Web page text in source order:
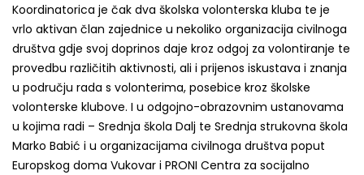
Koordinatorica je čak dva školska volonterska kluba te je
vrlo aktivan član zajednice u nekoliko organizacija civilnoga
društva gdje svoj doprinos daje kroz odgoj za volontiranje te
provedbu različitih aktivnosti, ali i prijenos iskustava i znanja
u području rada s volonterima, posebice kroz školske
volonterske klubove. I u odgojno-obrazovnim ustanovama
u kojima radi – Srednja škola Dalj te Srednja strukovna škola
Marko Babić i u organizacijama civilnoga društva poput
Europskog doma Vukovar i PRONI Centra za socijalno